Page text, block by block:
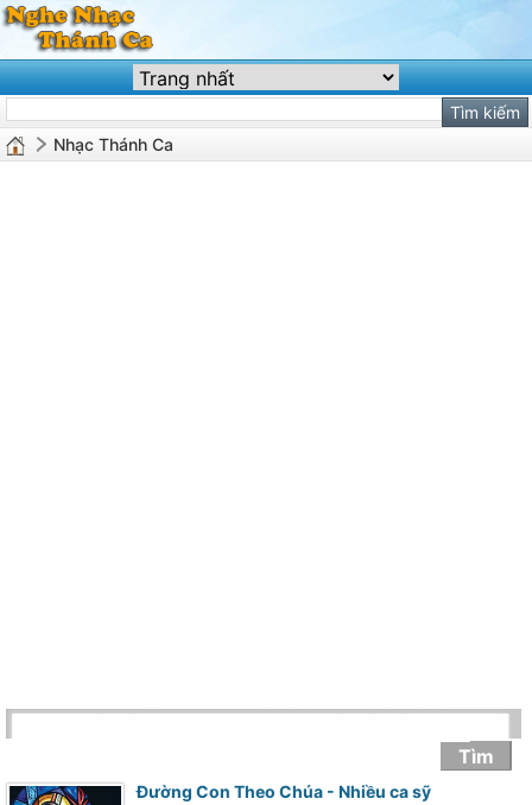
Nhạc Thánh Ca
Đường Con Theo Chúa - Nhiều ca sỹ